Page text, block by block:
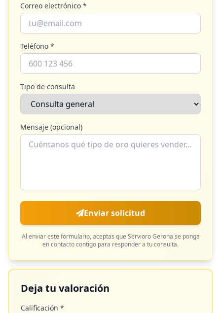
Correo electrónico *
Teléfono *
Tipo de consulta
Mensaje (opcional)
Enviar solicitud
Al enviar este formulario, aceptas que Servioro Gerona se ponga
en contacto contigo para responder a tu consulta.
Deja tu valoración
Calificación *